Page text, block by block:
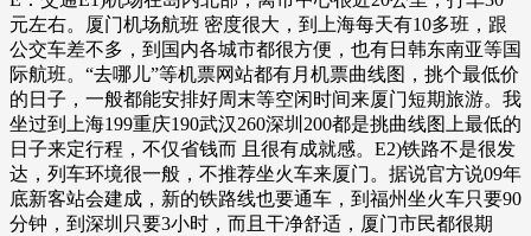
元左右。厦门机场航班 密度很大，到上海每天有10多班，跟
公交车差不多，到国内各城市都很方便，也有日韩东南亚等国
际航班。“去哪儿”等机票网站都有月机票曲线图，挑个最低价
的日子，一般都能安排好周末等空闲时间来厦门短期旅游。我
坐过到上海199重庆190武汉260深圳200都是挑曲线图上最低的
日子来定行程，不仅省钱而 且很有成就感。E2)铁路不是很发
达，列车环境很一般，不推荐坐火车来厦门。据说官方说09年
底新客站会建成，新的铁路线也要通车，到福州坐火车只要90
分钟，到深圳只要3小时，而且干净舒适，厦门市民都很期